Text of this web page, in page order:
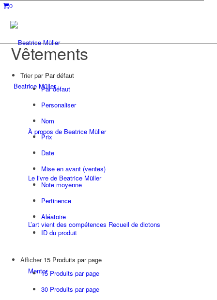
0
Beatrice Müller
À propos de Beatrice Müller
Le livre de Beatrice Müller
L’art vient des compétences Recueil de dictons
Mentor
Vêtements
Trier par Par défaut
Par défaut
Personaliser
Nom
Prix
Date
Mise en avant (ventes)
Note moyenne
Pertinence
Aléatoire
ID du produit
Afficher 15 Produits par page
15 Produits par page
30 Produits par page